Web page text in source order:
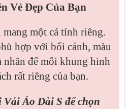
Vẻ Đẹp Của Bạn
một cá tính riêng.
hợp với bối cảnh, màu
nhân để mỗi khung hình
rất riêng của bạn.
Vải Áo Dài S để chọn